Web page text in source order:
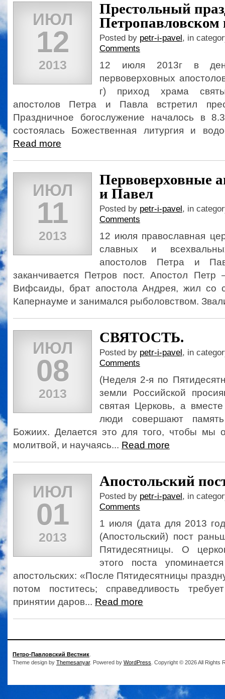
ИЮЛ
12
2013
Престольный
Петропавловском
Posted by petr-i-pavel, in
Comments
12 июля 2013г в
первоверховных
г) приход храма
апостолов Петра и Павла встретил
Праздничное богослужение началось в
состоялась Божественная литургия и
Read more
ИЮЛ
11
2013
Первоверховные
и Павел
Posted by petr-i-pavel, in
Comments
12 июля православная
славных и
апостолов Петра и
заканчивается Петров пост. Апостол
Вифсаиды, брат апостола Андрея, жил со
Капернауме и занимался рыболовством.
ИЮЛ
08
2013
СВЯТОСТЬ.
Posted by petr-i-pavel, in
Comments
(Неделя 2-я по
земли Российской
святая Церковь, а
люди совершают
Божиих. Делается это для того, чтобы мы
молитвой, и научаясь... Read more
ИЮЛ
01
2013
Апостольский
Posted by petr-i-pavel, in
Comments
1 июля (дата для 2013
(Апостольский) пост
Пятидесятницы. О
этого поста
апостольских: «После Пятидесятницы
потом поститесь; справедливость
принятии даров... Read more
Петро-Павловский Вестник
Theme design by Themesanyar. Powered by WordPress . Copyright © 2026 All Rights